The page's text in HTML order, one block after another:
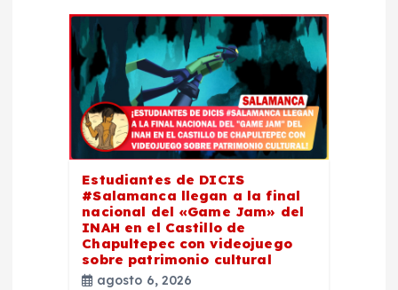
Estudiantes de DICIS
#Salamanca llegan a la final
nacional del «Game Jam» del
INAH en el Castillo de
Chapultepec con videojuego
sobre patrimonio cultural
agosto 6, 2026